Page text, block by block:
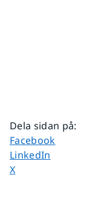
Dela sidan på:
Dela sidan på
Facebook
Dela sidan på
LinkedIn
Dela sidan på
X